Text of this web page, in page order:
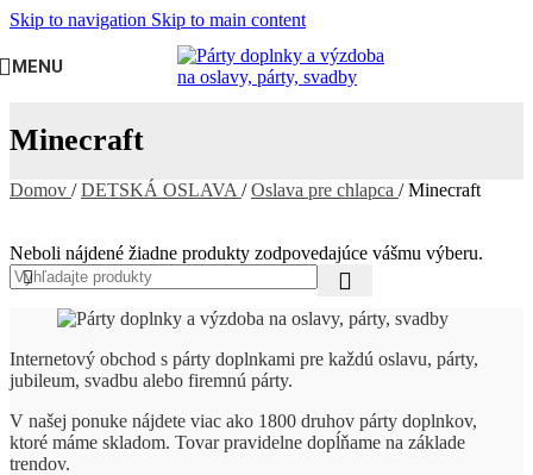
Skip to navigation Skip to main content
MENU
Minecraft
Domov / DETSKÁ OSLAVA / Oslava pre chlapca / Minecraft
Neboli nájdené žiadne produkty zodpovedajúce vášmu výberu.
Internetový obchod s párty doplnkami pre každú oslavu, párty,
jubileum, svadbu alebo firemnú párty.
V našej ponuke nájdete viac ako 1800 druhov párty doplnkov,
ktoré máme skladom. Tovar pravidelne dopĺňame na základe
trendov.